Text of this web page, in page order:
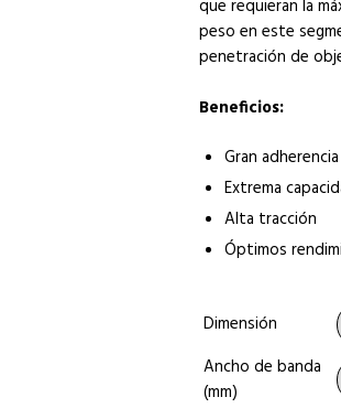
que requieran la
peso en este
penetración de
Beneficios:
Gran
Extrema
Alta tracción
Óptimos
Dimensión
Ancho de banda
(mm)